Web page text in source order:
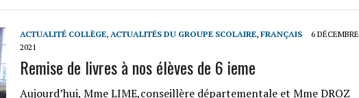
ACTUALITÉ COLLÈGE, ACTUALITÉS DU GROUPE SCOLAIRE, FRANÇAIS
6 DÉCEMBRE
2021
Remise de livres à nos élèves de 6 ieme
Aujourd’hui, Mme LIME,conseillère départementale et Mme DROZ